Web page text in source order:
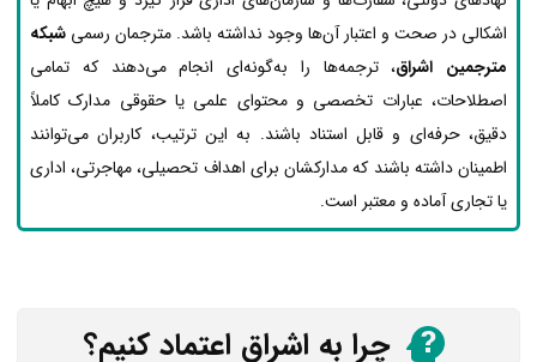
اشکالی در صحت و اعتبار آن‌ها وجود نداشته باشد. مترجمان رسمی شبکه
مترجمین اشراق، ترجمه‌ها را به‌گونه‌ای انجام می‌دهند که تمامی
اصطلاحات، عبارات تخصصی و محتوای علمی یا حقوقی مدارک کاملاً
دقیق، حرفه‌ای و قابل استناد باشند. به این ترتیب، کاربران می‌توانند
اطمینان داشته باشند که مدارکشان برای اهداف تحصیلی، مهاجرتی، اداری
یا تجاری آماده و معتبر است.
چرا به اشراق اعتماد کنیم؟